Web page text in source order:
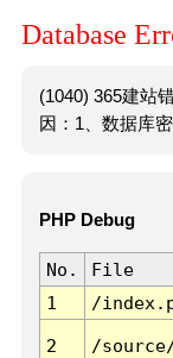
Database
(1040) 365建站
因：1、数据库
PHP Debug
No. File
1
/
2 /